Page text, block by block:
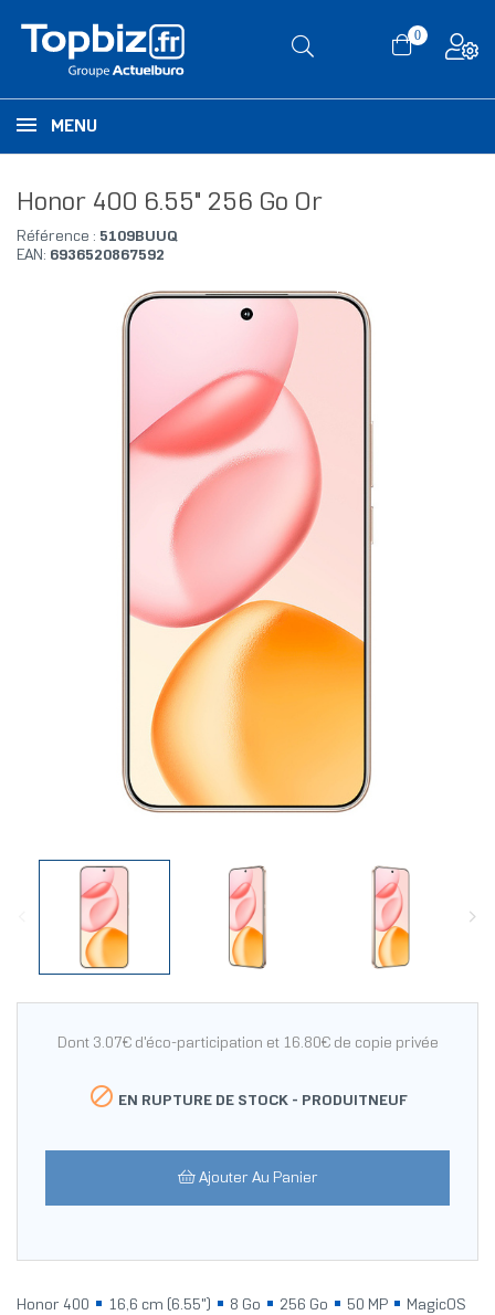
0
MENU
Honor 400 6.55" 256 Go Or
Référence : 5109BUUQ
EAN: 6936520867592
RUPTURE DE STOCK
Dont 3.07€ d'éco-participation et 16.80€ de copie privée
 EN RUPTURE DE STOCK - PRODUITNEUF
Ajouter Au Panier
Honor 400 16,6 cm (6.55") 8 Go 256 Go 50 MP
MagicOS